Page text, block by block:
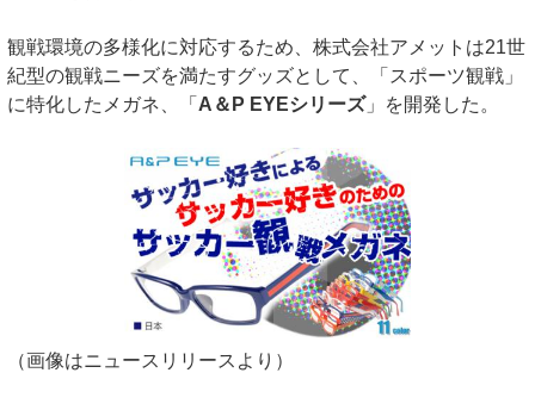
観戦環境の多様化に対応するため、株式会社アメットは21世
紀型の観戦ニーズを満たすグッズとして、「スポーツ観戦」
に特化したメガネ、「 A＆P EYEシリーズ」を開発した。
（画像はニュースリリースより）